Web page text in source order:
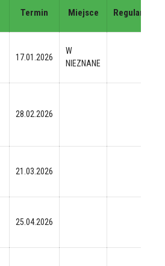
Termin Miejsce Regulamin
17.01.2026
W
NIEZNANE
28.02.2026
21.03.2026
25.04.2026